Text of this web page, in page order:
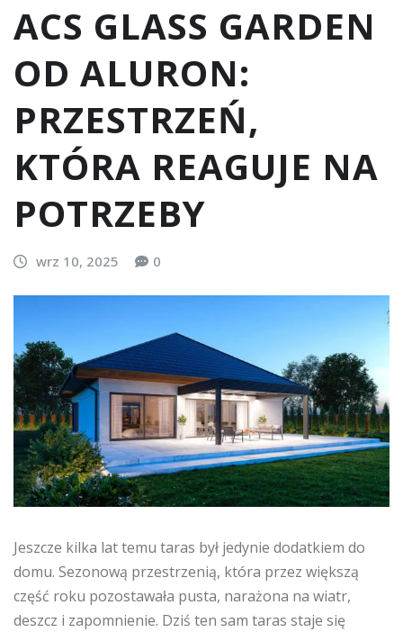
ACS GLASS GARDEN
OD ALURON:
PRZESTRZEŃ,
KTÓRA REAGUJE NA
POTRZEBY
wrz 10, 2025 0
Jeszcze kilka lat temu taras był jedynie dodatkiem do
domu. Sezonową przestrzenią, która przez większą
część roku pozostawała pusta, narażona na wiatr,
deszcz i zapomnienie. Dziś ten sam taras staje się